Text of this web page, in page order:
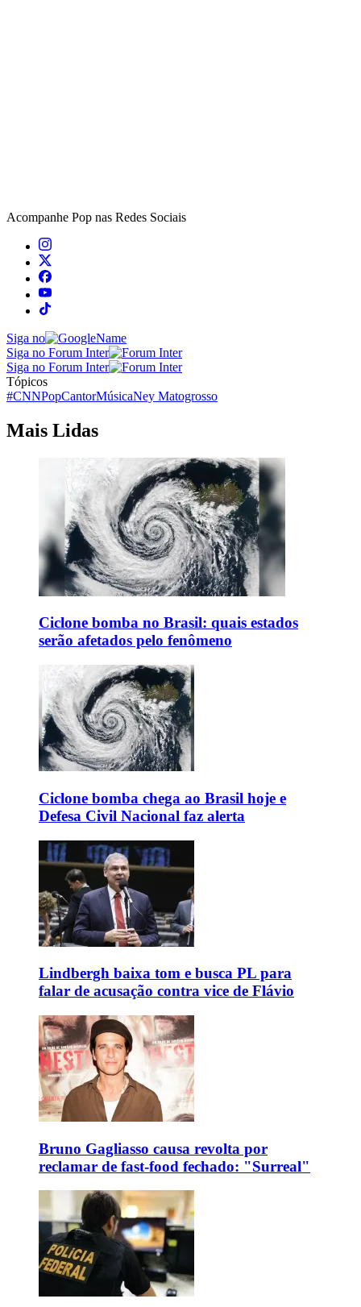
Acompanhe Pop nas Redes Sociais
Siga no
Siga no Forum Inter
Siga no Forum Inter
Tópicos
#CNNPopCantorMúsicaNey Matogrosso
Mais Lidas
Ciclone bomba no Brasil: quais estados
serão afetados pelo fenômeno
Ciclone bomba chega ao Brasil hoje e
Defesa Civil Nacional faz alerta
Lindbergh baixa tom e busca PL para
falar de acusação contra vice de Flávio
Bruno Gagliasso causa revolta por
reclamar de fast-food fechado: "Surreal"